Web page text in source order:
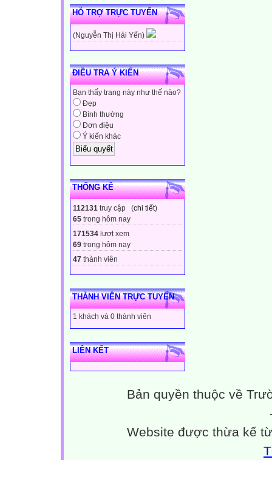
HỖ TRỢ TRỰC TUYẾN
(Nguyễn Thị Hải Yến)
ĐIỀU TRA Ý KIẾN
Bạn thấy trang này như thế nào?
Đẹp
Bình thường
Đơn điệu
Ý kiến khác
THỐNG KÊ
112131 truy cập (chi tiết)
65 trong hôm nay
171534 lượt xem
69 trong hôm nay
47 thành viên
THÀNH VIÊN TRỰC TUYẾN
1 khách và 0 thành viên
LIÊN KẾT
Bản quyền thuộc về
Website được thừa kế